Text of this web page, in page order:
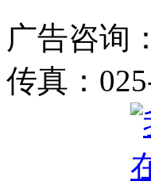
广告咨询
传真：